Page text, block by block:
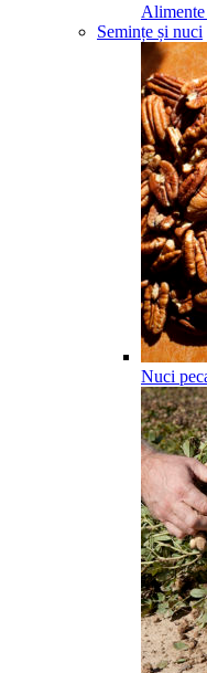
Alimente
Semințe și nuci
Nuci